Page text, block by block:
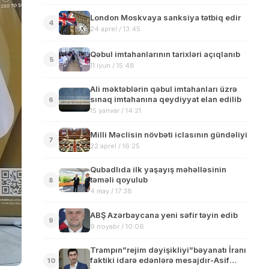
4
London Moskvaya sanksiya tətbiq edir
24 aprel / 13:45
5
Qəbul imtahanlarının tarixləri açıqlanıb
11 iyun / 15:48
6
Ali məktəblərin qəbul imtahanları üzrə
sınaq imtahanına qeydiyyat elan edilib
15 yanvar / 14:21
7
Milli Məclisin növbəti iclasının gündəliyi
22 aprel / 16:25
8
Qubadlıda ilk yaşayış məhəlləsinin
təməli qoyulub
4 may / 17:38
9
ABŞ Azərbaycana yeni səfir təyin edib
9 noyabr / 10:06
10
Trampın”rejim dəyişikliyi”bəyanatı İranı
faktiki idarə edənlərə mesajdır-Asif